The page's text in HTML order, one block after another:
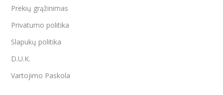
Prekių grąžinimas
Privatumo politika
Slapukų politika
D.U.K.
Vartojimo Paskola